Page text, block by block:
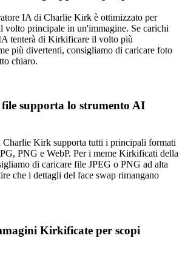
IA di Charlie Kirk è ottimizzato per
volto principale in un'immagine. Se carichi
tenterà di Kirkificare il volto più
più divertenti, consigliamo di caricare foto
chiaro.
supporta lo strumento AI
Kirk supporta tutti i principali formati
PNG e WebP. Per i meme Kirkificati della
di caricare file JPEG o PNG ad alta
che i dettagli del face swap rimangano
Kirkificate per scopi